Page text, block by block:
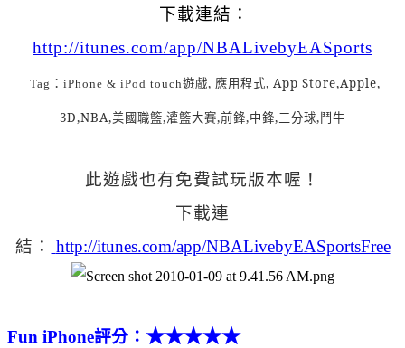
下載連結：
http://itunes.com/app/NBALivebyEASports
Tag ： iPhone & iPod touch遊戲, 應用程式, App Store,Apple,
3D,NBA,美國職籃,灌籃大賽,前鋒,中鋒,三分球,鬥牛
此遊戲也有免費試玩版本喔！
下載連
結：
http://itunes.com/app/NBALivebyEASportsFree
Fun iPhone評分： ★★★★★